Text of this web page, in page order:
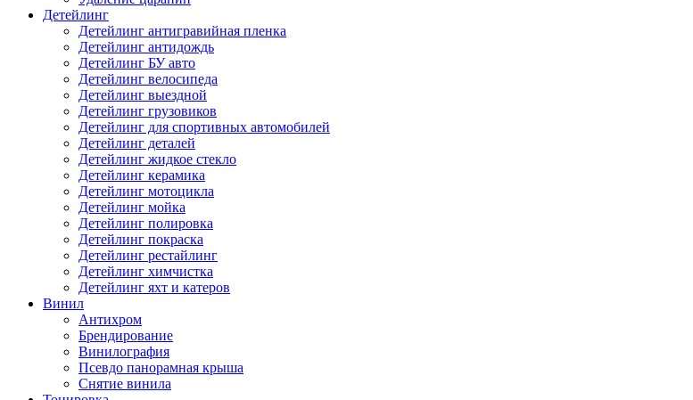
Детейлинг
Детейлинг антигравийная пленка
Детейлинг антидождь
Детейлинг БУ авто
Детейлинг велосипеда
Детейлинг выездной
Детейлинг грузовиков
Детейлинг для спортивных автомобилей
Детейлинг деталей
Детейлинг жидкое стекло
Детейлинг керамика
Детейлинг мотоцикла
Детейлинг мойка
Детейлинг полировка
Детейлинг покраска
Детейлинг рестайлинг
Детейлинг химчистка
Детейлинг яхт и катеров
Винил
Антихром
Брендирование
Винилография
Псевдо панорамная крыша
Снятие винила